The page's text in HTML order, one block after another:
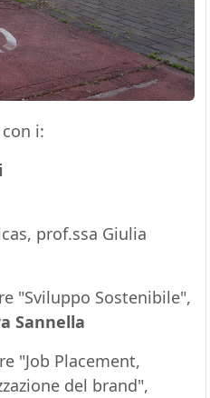
i:
prof.ssa Giulia
"Sviluppo Sostenibile",
Sannella
"Job Placement,
del brand",